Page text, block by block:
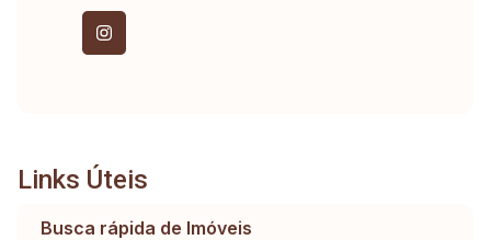
Links Úteis
Busca rápida de Imóveis